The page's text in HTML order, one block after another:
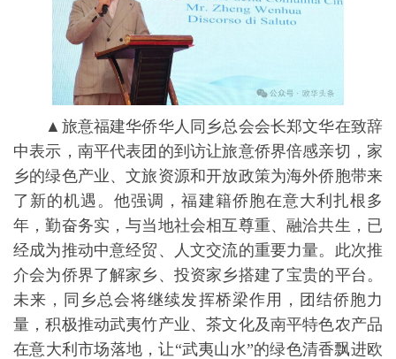
▲旅意福建华侨华人同乡总会会长郑文华在致辞
中表示，南平代表团的到访让旅意侨界倍感亲切，家
乡的绿色产业、文旅资源和开放政策为海外侨胞带来
了新的机遇。他强调，福建籍侨胞在意大利扎根多
年，勤奋务实，与当地社会相互尊重、融洽共生，已
经成为推动中意经贸、人文交流的重要力量。此次推
介会为侨界了解家乡、投资家乡搭建了宝贵的平台。
未来，同乡总会将继续发挥桥梁作用，团结侨胞力
量，积极推动武夷竹产业、茶文化及南平特色农产品
在意大利市场落地，让“武夷山水”的绿色清香飘进欧